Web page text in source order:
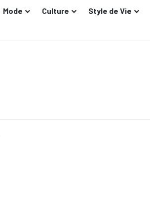
Mode Culture Style de Vie